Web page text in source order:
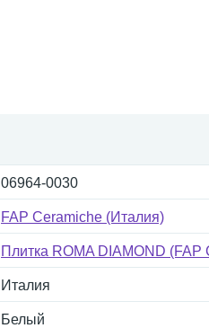
06964-0030
FAP Ceramiche (Италия)
Плитка ROMA DIAMOND (FAP
Италия
Белый